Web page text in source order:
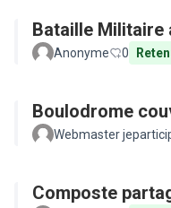
Bataille Militaire
Anonyme 0
Boulodrome
Webmaster
Composte